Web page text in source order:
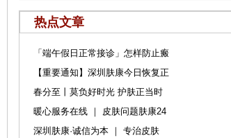
热点文章
「端午假日正常接诊」怎样防止瘢
【重要通知】深圳肤康今日恢复正
春分至丨莫负好时光 护肤正当时
暖心服务在线 ｜ 皮肤问题肤康24
深圳肤康·诚信为本 ｜ 专治皮肤